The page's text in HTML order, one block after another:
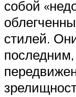
собой
стилей.
последним,